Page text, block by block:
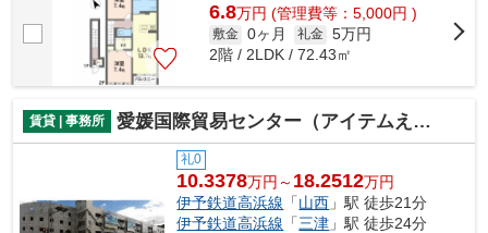
6.8万円 (管理費等：5,000円 )
敷金 0ヶ月 礼金 5万円
2階 / 2LDK / 72.43㎡
賃貸 | 事務所 愛媛国際貿易センター（アイテムえひめ）ビジネスオフィス
礼0
10.3378万円～ 18.2512万円
伊予鉄道高浜線 「山西 」駅 徒歩21分
伊予鉄道高浜線 「三津 」駅 徒歩24分